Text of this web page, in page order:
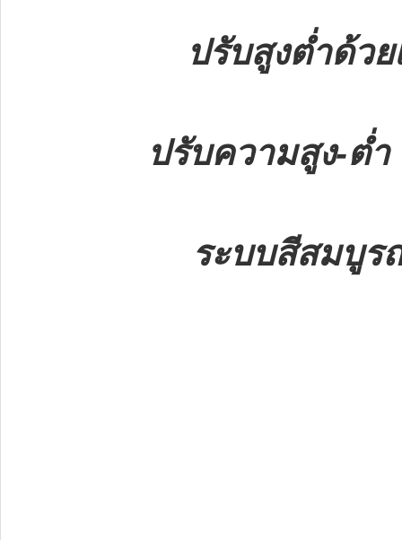
ปรับสูงต่ำด้ว
ปรับความสูง-ต่
ระบบสีสมบูร